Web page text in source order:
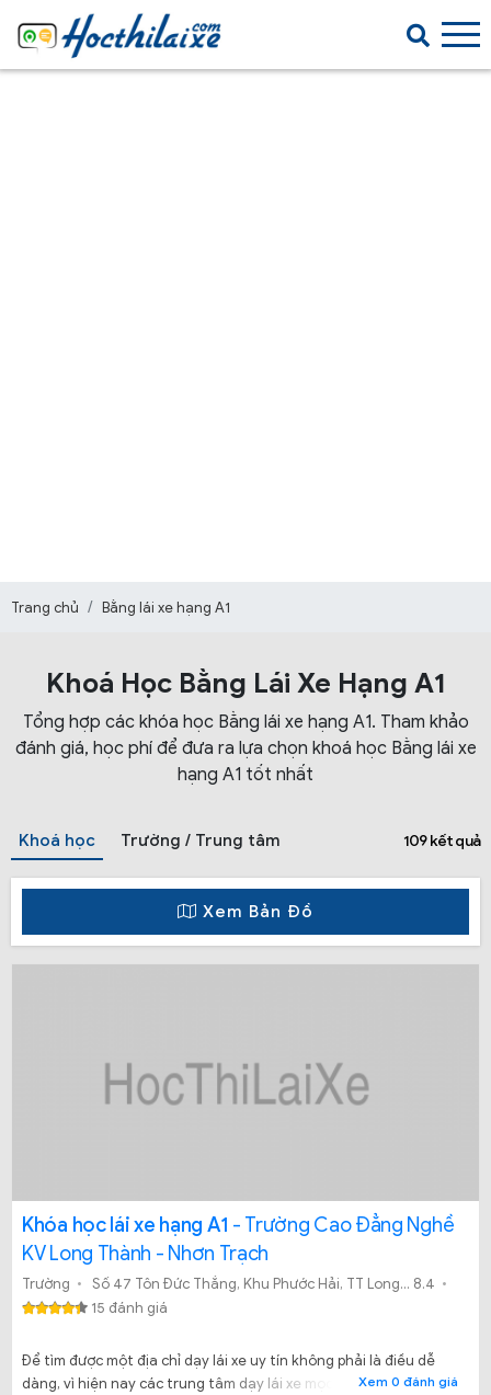
Trang chủ Bằng lái xe hạng A1
Khoá Học Bằng Lái Xe Hạng A1
Tổng hợp các khóa học Bằng lái xe hạng A1. Tham khảo
đánh giá, học phí để đưa ra lựa chọn khoá học Bằng lái xe
hạng A1 tốt nhất
Khoá học Trường / Trung tâm 109 kết quả
Xem Bản Đồ
Khóa học lái xe hạng A1 - Trường Cao Đẳng Nghề
KV Long Thành - Nhơn Trạch
Trường Số 47 Tôn Đức Thắng, Khu Phước Hải, TT Long Thành, Đồng Nai 8.4
15 đánh giá
Để tìm được một địa chỉ dạy lái xe uy tín không phải là điều dễ
dàng, vì hiện nay các trung tâm dạy lái xe mọc lên ngày càng
Xem 0 đánh giá